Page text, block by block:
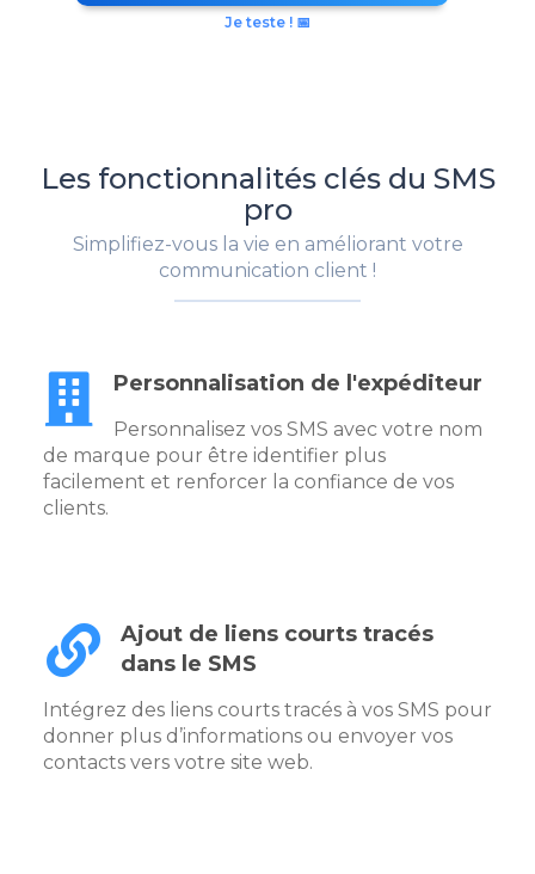
Je teste ! 📅
Les fonctionnalités clés du SMS
pro
Simplifiez-vous la vie en améliorant votre
communication client !
Personnalisation de l'expéditeur
Personnalisez vos SMS avec votre nom
de marque pour être identifier plus
facilement et renforcer la confiance de vos
clients.
Ajout de liens courts tracés
dans le SMS
Intégrez des liens courts tracés à vos SMS pour
donner plus d’informations ou envoyer vos
contacts vers votre site web.